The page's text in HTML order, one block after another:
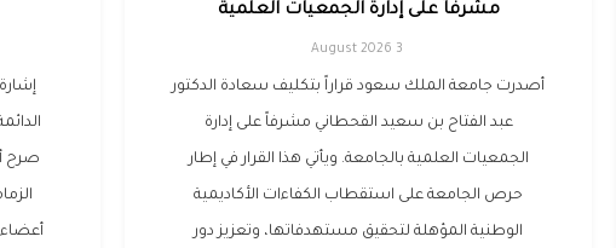
مشرفاً على إدارة الجمعيات العلمية
3 August 2026
أصدرت جامعة الملك سعود قراراً بتكليف سعادة الدكتور
عبد الفتاح بن سعيد القحطاني مشرفاً على إدارة
الجمعيات العلمية بالجامعة. ويأتي هذا القرار في إطار
حرص الجامعة على استقطاب الكفاءات الأكاديمية
الوطنية المؤهلة لتحقيق مستهدفاتها، وتعزيز دور
صرح
أعضاء